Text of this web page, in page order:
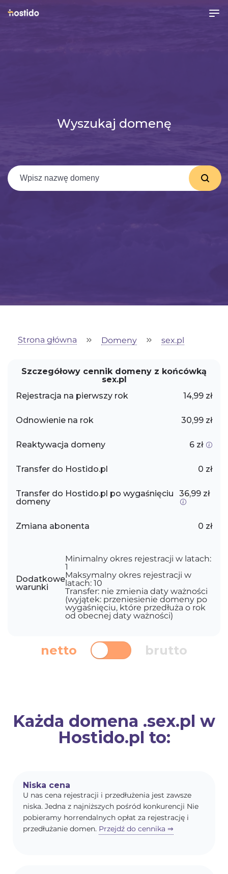
Wyszukaj domenę
Strona główna Domeny sex.pl
Szczegółowy cennik domeny z końcówką
sex.pl
Rejestracja na pierwszy rok
14,99 zł
Odnowienie na rok 30,99 zł
Reaktywacja domeny 6 zł
Transfer do Hostido.pl 0 zł
Transfer do Hostido.pl po wygaśnięciu
domeny
36,99 zł
Zmiana abonenta 0 zł
Dodatkowe
warunki
Minimalny okres rejestracji w latach:
1
Maksymalny okres rejestracji w
latach: 10
Transfer: nie zmienia daty ważności
(wyjątek: przeniesienie domeny po
wygaśnięciu, które przedłuża o rok
od obecnej daty ważności)
netto brutto
Każda domena .sex.pl w
Hostido.pl to:
Niska cena
U nas cena rejestracji i przedłużenia jest zawsze
niska. Jedna z najniższych pośród konkurencji Nie
pobieramy horrendalnych opłat za rejestrację i
przedłużanie domen. Przejdź do cennika ⇒